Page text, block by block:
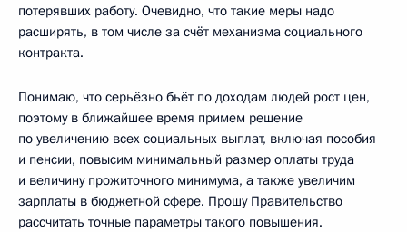
потерявших работу. Очевидно, что такие меры надо
расширять, в том числе за счёт механизма социального
контракта.
Понимаю, что серьёзно бьёт по доходам людей рост цен,
поэтому в ближайшее время примем решение
по увеличению всех социальных выплат, включая пособия
и пенсии, повысим минимальный размер оплаты труда
и величину прожиточного минимума, а также увеличим
зарплаты в бюджетной сфере. Прошу Правительство
рассчитать точные параметры такого повышения.